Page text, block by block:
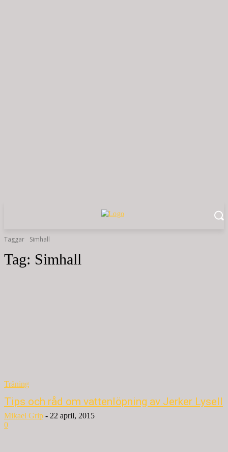
Taggar Simhall
Tag: Simhall
Träning
Tips och råd om vattenlöpning av Jerker Lysell
Mikael Grip - 22 april, 2015
0